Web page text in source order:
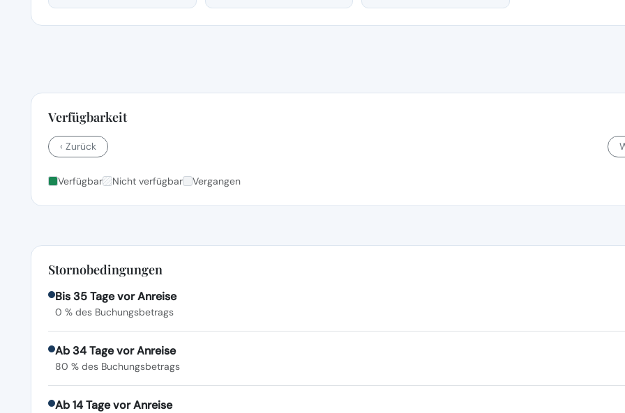
Verfügbarkeit
‹ Zurück
Verfügbar Nicht verfügbar Vergangen
Stornobedingungen
Bis 35 Tage vor Anreise
0 % des Buchungsbetrags
Ab 34 Tage vor Anreise
80 % des Buchungsbetrags
Ab 14 Tage vor Anreise